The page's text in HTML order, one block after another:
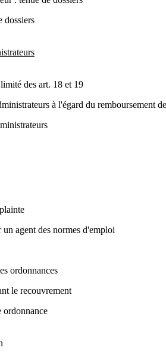
dossiers
des art. 18 et 19
à l'égard du remboursement
agent des normes d'emploi
ordonnances
le recouvrement
ordonnance